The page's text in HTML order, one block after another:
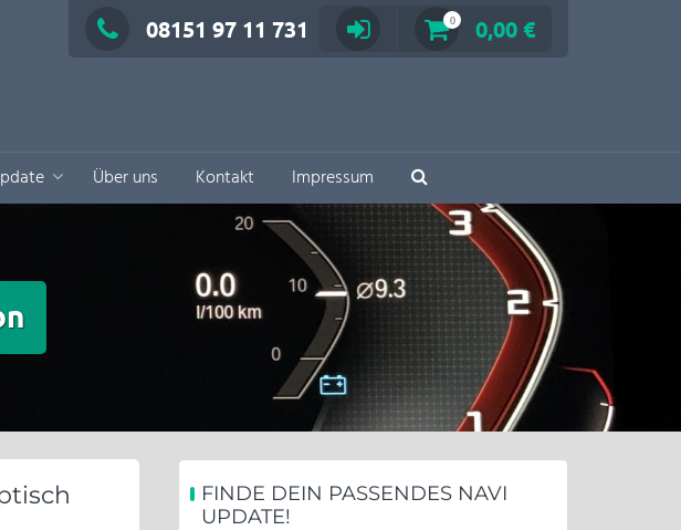
08151 97 11 731 0 0,00 €
Über uns Kontakt Impressum
FINDE DEIN PASSENDES NAVI
UPDATE!